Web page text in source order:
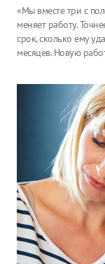
«Мы вместе три с
меняет работу.
срок, сколько ему
месяцев. Новую